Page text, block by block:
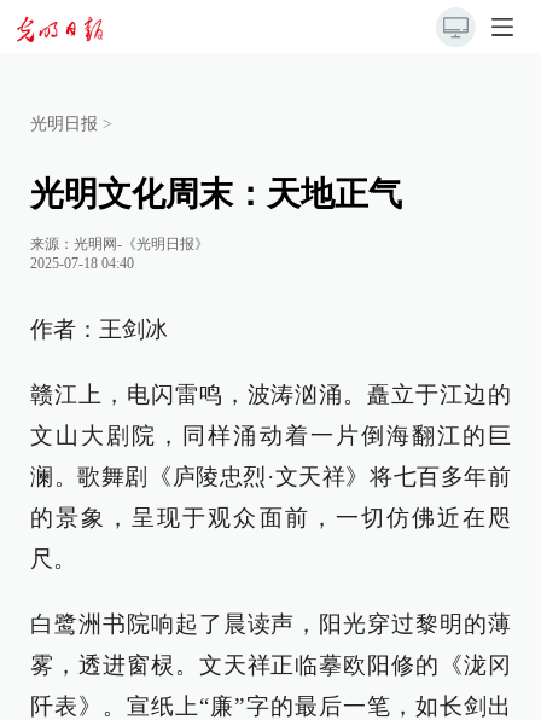
光明日报 >
光明文化周末：天地正气
来源： 光明网-《光明日报》
2025-07-18 04:40
作者：王剑冰
赣江上，电闪雷鸣，波涛汹涌。矗立于江边的
文山大剧院，同样涌动着一片倒海翻江的巨
澜。歌舞剧《庐陵忠烈·文天祥》将七百多年前
的景象，呈现于观众面前，一切仿佛近在咫
尺。
白鹭洲书院响起了晨读声，阳光穿过黎明的薄
雾，透进窗棂。文天祥正临摹欧阳修的《泷冈
阡表》。宣纸上“廉”字的最后一笔，如长剑出